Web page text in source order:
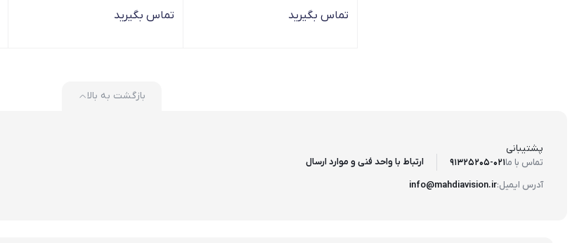
تماس بگیرید تماس بگیرید
پشتیبانی
تماس با ما91325205-021
آدرس ایمیل:info@mahdiavision.ir
ارتباط با واحد فنی و موارد ارسال
بازگشت به بالا